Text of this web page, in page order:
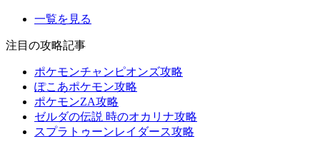
一覧を見る
注目の攻略記事
ポケモンチャンピオンズ攻略
ぽこあポケモン攻略
ポケモンZA攻略
ゼルダの伝説 時のオカリナ攻略
スプラトゥーンレイダース攻略